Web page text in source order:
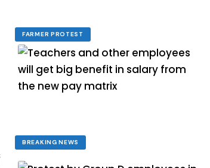
FARMER PROTEST
BREAKING NEWS